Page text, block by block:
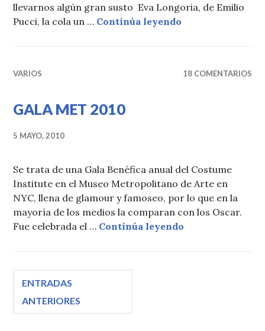
llevarnos algún gran susto Eva Longoria, de Emilio
Pucci, la cola un … Continúa leyendo
VARIOS 18 COMENTARIOS
GALA MET 2010
5 MAYO, 2010
Se trata de una Gala Benéfica anual del Costume
Institute en el Museo Metropolitano de Arte en
NYC, llena de glamour y famoseo, por lo que en la
mayoría de los medios la comparan con los Oscar.
Fue celebrada el … Continúa leyendo
Navegación
ENTRADAS
ANTERIORES